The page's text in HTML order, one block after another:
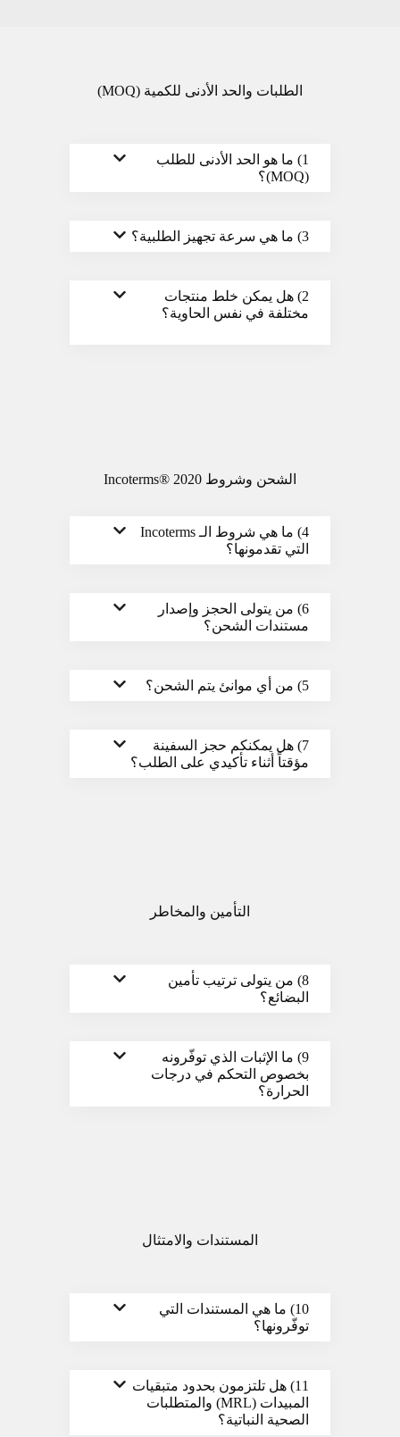
الطلبات والحد الأدنى للكمية (MOQ)
1) ما هو الحد الأدنى للطلب
(MOQ)؟
3) ما هي سرعة تجهيز الطلبية؟
2) هل يمكن خلط منتجات
مختلفة في نفس الحاوية؟
الشحن وشروط Incoterms® 2020
4) ما هي شروط الـ Incoterms
التي تقدمونها؟
6) من يتولى الحجز وإصدار
مستندات الشحن؟
5) من أي موانئ يتم الشحن؟
7) هل يمكنكم حجز السفينة
مؤقتاً أثناء تأكيدي على الطلب؟
التأمين والمخاطر
8) من يتولى ترتيب تأمين
البضائع؟
9) ما الإثبات الذي توفّرونه
بخصوص التحكم في درجات
الحرارة؟
المستندات والامتثال
10) ما هي المستندات التي
توفّرونها؟
11) هل تلتزمون بحدود متبقيات
المبيدات (MRL) والمتطلبات
الصحية النباتية؟